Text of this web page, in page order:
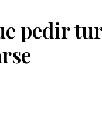
pedir